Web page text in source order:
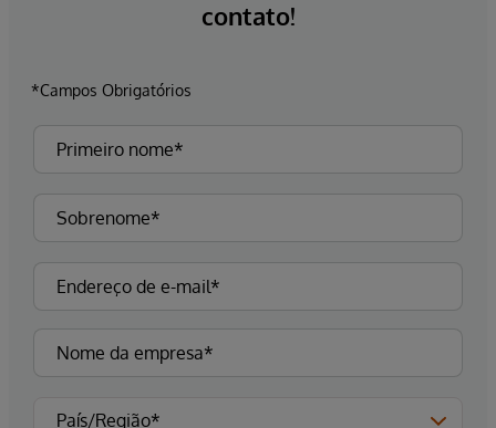
contato!
*Campos Obrigatórios